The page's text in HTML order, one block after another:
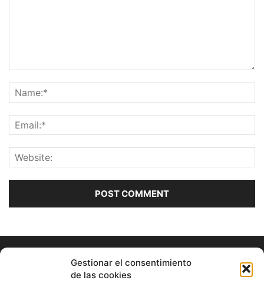
Gestionar el consentimiento
de las cookies